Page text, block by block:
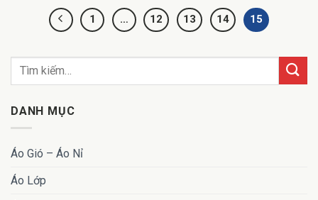
1 … 12 13 14 15
DANH MỤC
Áo Gió – Áo Nỉ
Áo Lớp